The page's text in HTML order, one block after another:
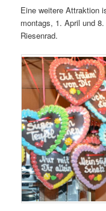
Eine weitere Attraktion
montags, 1. April und
Riesenrad.